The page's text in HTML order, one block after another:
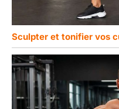
Sculpter et tonifier vos